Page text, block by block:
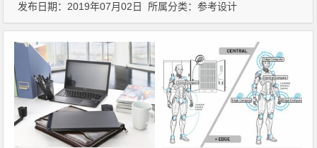
发布日期：2019年07月02日 所属分类：参考设计